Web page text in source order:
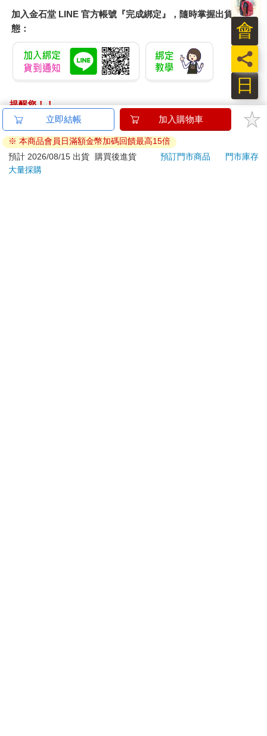
鼓勵，給我勇氣…。修平教授你不要誤會，我只想來看看你，這
幾年來只要報紙雜誌有任何相關的生態報導，我就會想盡辦法從
各種資訊中找到你的名字，從一九九五年一直到去年，只有今年
一直找不到你的名字，螢火蟲季你也沒有參加，對我來說是很不
好的預感，果然是真的，沒多久就在報紙上看到摔斷腿的消
息…。」「真想不到妳會那麼喜歡螢火蟲。」老谷說。
修平教授沒有說。
「因為，我覺得……，教授你就是螢火蟲。」她勇敢地看著他的
眼睛，「我今天來就是要說這件事，那時我們學校舉辦美勞競
賽，修平你拿到了冠軍，我第一次看到的螢火蟲就是你用竹葉做
出來的，那雙翅膀塗上你塗上深褐色的顏料，還在翅膀中間留下
很細膩的黃線條，而頭上好像有一盞燈剛剛打開，看起來就像隨
加入金石堂 LINE 官方帳號『完成綁定』，隨時掌握出貨動
態：
提醒您！！
金石堂及銀行均不會請您操作ATM! 如接獲電話要求您前往
ATM提款機，請不要聽從指示，以免受騙上當！
退換貨須知：
**提醒您，鑑賞期不等於試用期，退回商品須為全新狀態**
立即結帳 加入購物車
※ 本商品會員日滿額金幣加碼回饋最高15倍
預計 2026/08/15 出貨
購買後進貨 預訂門市商品
門市庫存
大量採購
日
員
會